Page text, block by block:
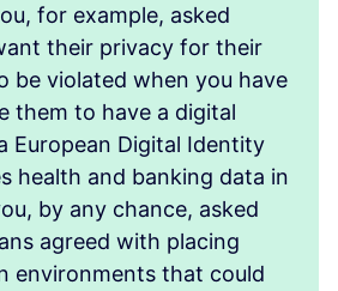
for example, asked
their privacy for their
be violated when you have
them to have a digital
European Digital Identity
health and banking data in
by any chance, asked
agreed with placing
environments that could